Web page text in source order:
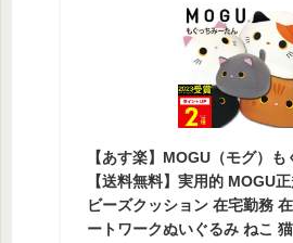
【あす楽】MOGU（モグ）
【送料無料】実用的 MOGU
ビーズクッション 在宅勤務
ートワークぬいぐるみ ねこ